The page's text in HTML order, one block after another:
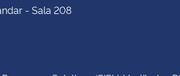
- Sala 208